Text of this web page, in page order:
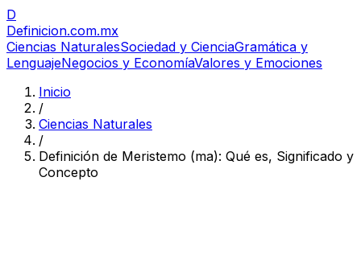
D
Definicion.com.mx
Ciencias NaturalesSociedad y CienciaGramática y
LenguajeNegocios y EconomíaValores y Emociones
Inicio
/
Ciencias Naturales
/
Definición de Meristemo (ma): Qué es, Significado y
Concepto